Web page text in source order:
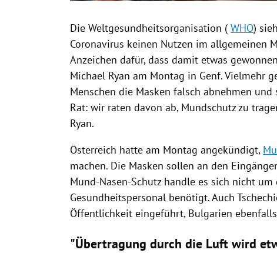
DieWeltgesundheitsorganisation ( WHO)
Coronavirus keinen Nutzen im allgemeinen
Anzeichen dafür, dass damit etwas
Michael Ryan am Montag in Genf. Vielmehr
Menschen die Masken falsch abnehmen und
Rat: wir raten davon ab, Mundschutzzu
Ryan.
Österreich hatte am Montag angekündigt,
machen. Die Masken sollen an den
Mund-Nasen-Schutz handle es sich nicht
Gesundheitspersonal benötigt. Auch
Öffentlichkeit eingeführt, Bulgarien
"Übertragung durch die Luft wird